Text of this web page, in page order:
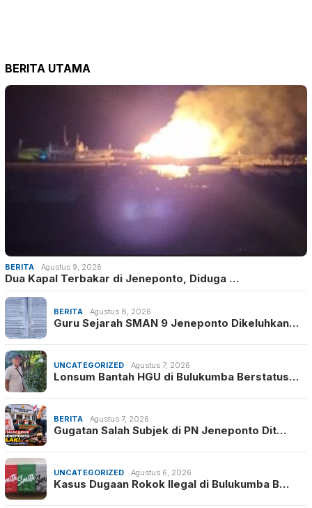
BERITA UTAMA
BERITA Agustus 9, 2026
Dua Kapal Terbakar di Jeneponto, Diduga …
BERITA Agustus 8, 2026
Guru Sejarah SMAN 9 Jeneponto Dikeluhkan…
UNCATEGORIZED Agustus 7, 2026
Lonsum Bantah HGU di Bulukumba Berstatus…
BERITA Agustus 7, 2026
Gugatan Salah Subjek di PN Jeneponto Dit…
UNCATEGORIZED Agustus 6, 2026
Kasus Dugaan Rokok Ilegal di Bulukumba B…